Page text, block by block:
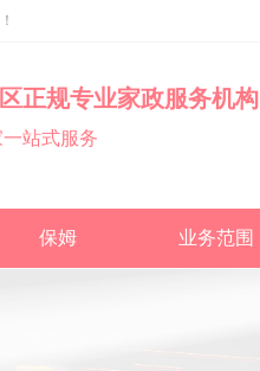
正规专业家政服务机构
站式服务
保姆 业务范围